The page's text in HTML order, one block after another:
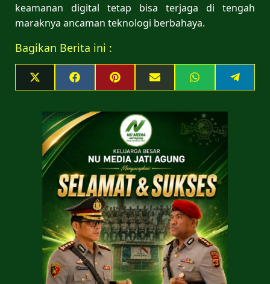
keamanan digital tetap bisa terjaga di tengah
maraknya ancaman teknologi berbahaya.
Bagikan Berita ini :